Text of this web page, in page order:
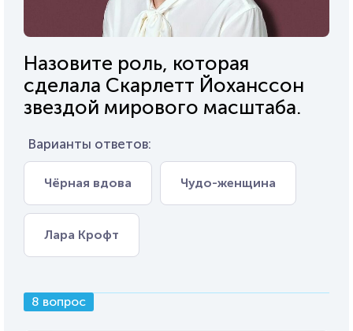
Назовите роль, которая
сделала Скарлетт Йоханссон
звездой мирового масштаба.
Варианты ответов:
Чёрная вдова Чудо-женщина
Лара Крофт
8 вопрос